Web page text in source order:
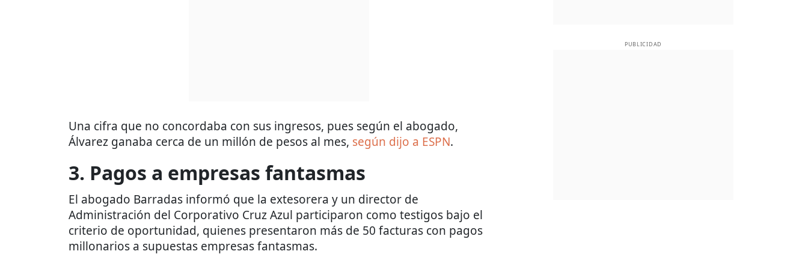
Una cifra que no concordaba con sus ingresos, pues según el abogado,
Álvarez ganaba cerca de un millón de pesos al mes, según dijo a ESPN.
3. Pagos a empresas fantasmas
El abogado Barradas informó que la extesorera y un director de
Administración del Corporativo Cruz Azul participaron como testigos bajo el
criterio de oportunidad, quienes presentaron más de 50 facturas con pagos
millonarios a supuestas empresas fantasmas.
PUBLICIDAD